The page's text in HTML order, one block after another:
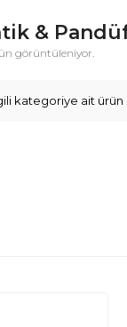
&
görüntüleniyor.
kategoriye ait ürün